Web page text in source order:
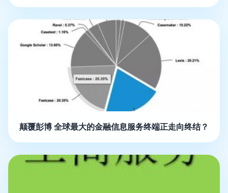
颠覆彭博 全球最大的金融信息服务终端正走向终结？